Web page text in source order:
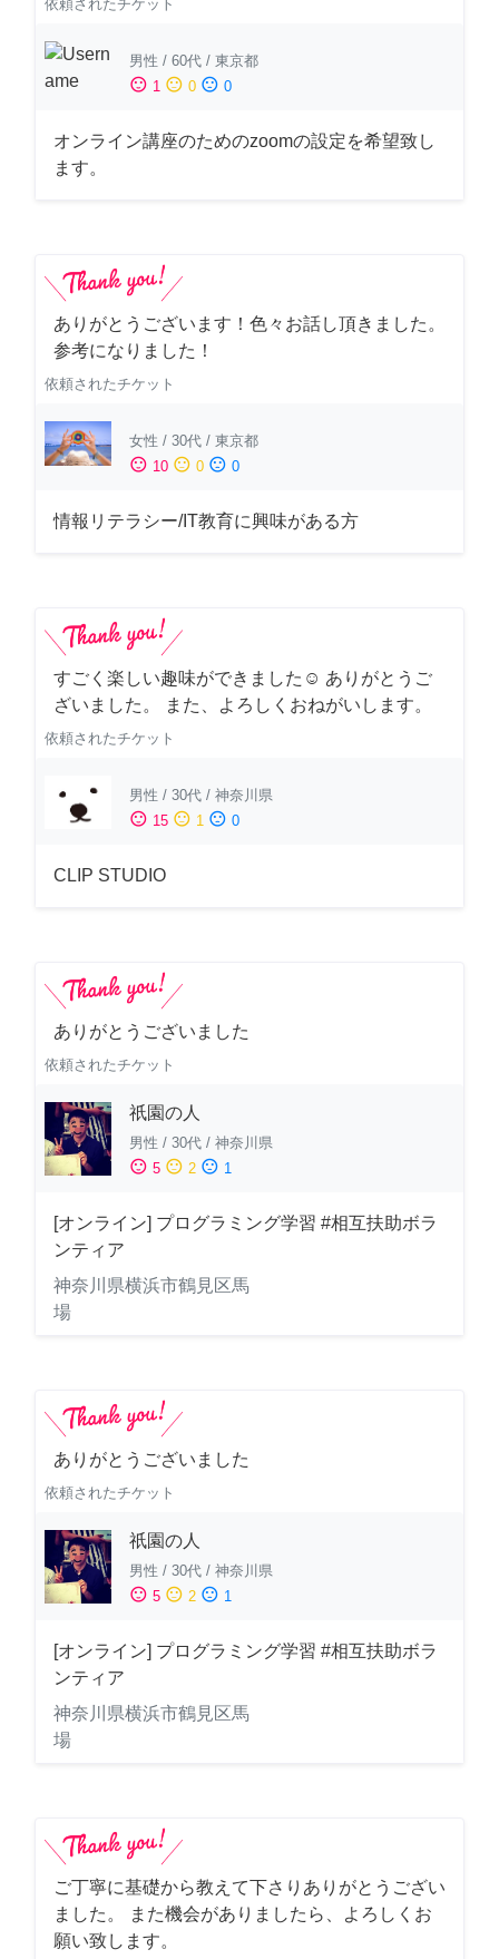
依頼されたチケット
男性 / 60代 / 東京都
sentiment_satisfied 1 sentiment_neutral 0 sentiment_dissatisfied 0
オンライン講座のためのzoomの設定を希望致し
ます。
ありがとうございます！色々お話し頂きました。
参考になりました！
依頼されたチケット
女性 / 30代 / 東京都
sentiment_satisfied 10 sentiment_neutral 0 sentiment_dissatisfied 0
情報リテラシー/IT教育に興味がある方
すごく楽しい趣味ができました☺︎ ありがとうご
ざいました。 また、よろしくおねがいします。
依頼されたチケット
男性 / 30代 / 神奈川県
sentiment_satisfied 15 sentiment_neutral 1 sentiment_dissatisfied 0
CLIP STUDIO
ありがとうございました
依頼されたチケット
祇園の人
男性 / 30代 / 神奈川県
sentiment_satisfied 5 sentiment_neutral 2 sentiment_dissatisfied 1
[オンライン] プログラミング学習 #相互扶助ボラ
ンティア
神奈川県横浜市鶴見区馬
場
ありがとうございました
依頼されたチケット
祇園の人
男性 / 30代 / 神奈川県
sentiment_satisfied 5 sentiment_neutral 2 sentiment_dissatisfied 1
[オンライン] プログラミング学習 #相互扶助ボラ
ンティア
神奈川県横浜市鶴見区馬
場
ご丁寧に基礎から教えて下さりありがとうござい
ました。 また機会がありましたら、よろしくお
願い致します。